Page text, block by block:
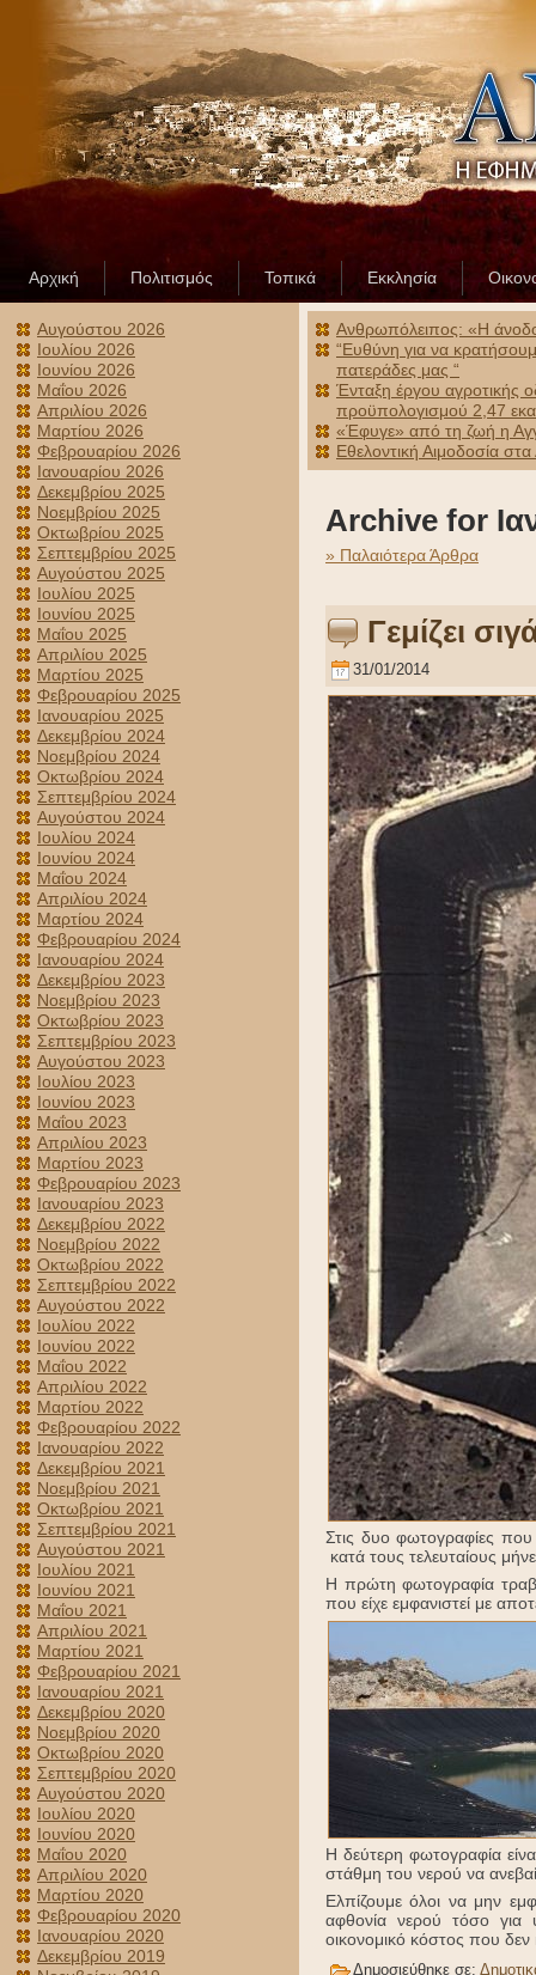
Αρχική Πολιτισμός Τοπικά Εκκλησία
Αυγούστου 2026
Ιουλίου 2026
Ιουνίου 2026
Μαΐου 2026
Απριλίου 2026
Μαρτίου 2026
Φεβρουαρίου 2026
Ιανουαρίου 2026
Δεκεμβρίου 2025
Νοεμβρίου 2025
Οκτωβρίου 2025
Σεπτεμβρίου 2025
Αυγούστου 2025
Ιουλίου 2025
Ιουνίου 2025
Μαΐου 2025
Απριλίου 2025
Μαρτίου 2025
Φεβρουαρίου 2025
Ιανουαρίου 2025
Δεκεμβρίου 2024
Νοεμβρίου 2024
Οκτωβρίου 2024
Σεπτεμβρίου 2024
Αυγούστου 2024
Ιουλίου 2024
Ιουνίου 2024
Μαΐου 2024
Απριλίου 2024
Μαρτίου 2024
Φεβρουαρίου 2024
Ιανουαρίου 2024
Δεκεμβρίου 2023
Νοεμβρίου 2023
Οκτωβρίου 2023
Σεπτεμβρίου 2023
Αυγούστου 2023
Ιουλίου 2023
Ιουνίου 2023
Μαΐου 2023
Απριλίου 2023
Μαρτίου 2023
Φεβρουαρίου 2023
Ιανουαρίου 2023
Δεκεμβρίου 2022
Νοεμβρίου 2022
Οκτωβρίου 2022
Σεπτεμβρίου 2022
Αυγούστου 2022
Ιουλίου 2022
Ιουνίου 2022
Μαΐου 2022
Απριλίου 2022
Μαρτίου 2022
Φεβρουαρίου 2022
Ιανουαρίου 2022
Δεκεμβρίου 2021
Νοεμβρίου 2021
Οκτωβρίου 2021
Σεπτεμβρίου 2021
Αυγούστου 2021
Ιουλίου 2021
Ιουνίου 2021
Μαΐου 2021
Απριλίου 2021
Μαρτίου 2021
Φεβρουαρίου 2021
Ιανουαρίου 2021
Δεκεμβρίου 2020
Νοεμβρίου 2020
Οκτωβρίου 2020
Σεπτεμβρίου 2020
Αυγούστου 2020
Ιουλίου 2020
Ιουνίου 2020
Μαΐου 2020
Απριλίου 2020
Μαρτίου 2020
Φεβρουαρίου 2020
Ιανουαρίου 2020
Δεκεμβρίου 2019
Ανθρωπόλειπος: «Η
“Ευθύνη για να
πατεράδες μας “
Ένταξη έργου αγροτικής
προϋπολογισμού 2,47
«Έφυγε» από τη ζωή η
Εθελοντική Αιμοδοσία
Archive for
» Παλαιότερα Άρθρα
Γεμίζει
31/01/2014
Στις δυο φωτογραφίες
κατά τους τελευταίους
Η πρώτη φωτογραφία
που είχε εμφανιστεί με
Η δεύτερη φωτογραφία
στάθμη του νερού να
Ελπίζουμε όλοι να μην
αφθονία νερού τόσο για
οικονομικό κόστος που δεν
Δημοσιεύθηκε σε: